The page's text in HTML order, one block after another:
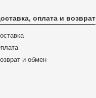
оплата и возврат
и обмен